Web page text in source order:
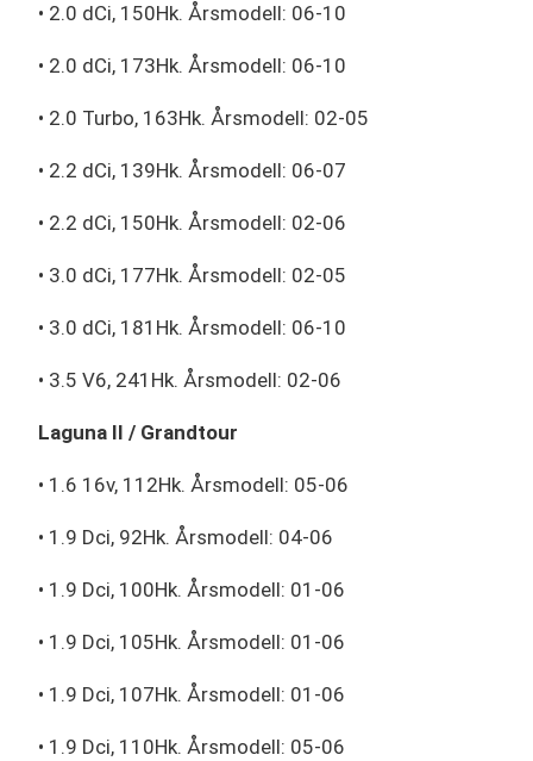
• 2.0 dCi, 150Hk. Årsmodell: 06-10
• 2.0 dCi, 173Hk. Årsmodell: 06-10
• 2.0 Turbo, 163Hk. Årsmodell: 02-05
• 2.2 dCi, 139Hk. Årsmodell: 06-07
• 2.2 dCi, 150Hk. Årsmodell: 02-06
• 3.0 dCi, 177Hk. Årsmodell: 02-05
• 3.0 dCi, 181Hk. Årsmodell: 06-10
• 3.5 V6, 241Hk. Årsmodell: 02-06
Laguna II / Grandtour
• 1.6 16v, 112Hk. Årsmodell: 05-06
• 1.9 Dci, 92Hk. Årsmodell: 04-06
• 1.9 Dci, 100Hk. Årsmodell: 01-06
• 1.9 Dci, 105Hk. Årsmodell: 01-06
• 1.9 Dci, 107Hk. Årsmodell: 01-06
• 1.9 Dci, 110Hk. Årsmodell: 05-06